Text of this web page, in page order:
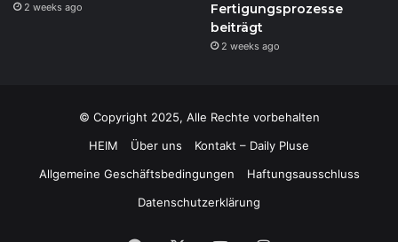
2 weeks ago
Fertigungsprozesse
beiträgt
2 weeks ago
© Copyright 2025, Alle Rechte vorbehalten
HEIM
Über uns
Kontakt – Daily Pluse
Allgemeine Geschäftsbedingungen
Haftungsausschluss
Datenschutzerklärung